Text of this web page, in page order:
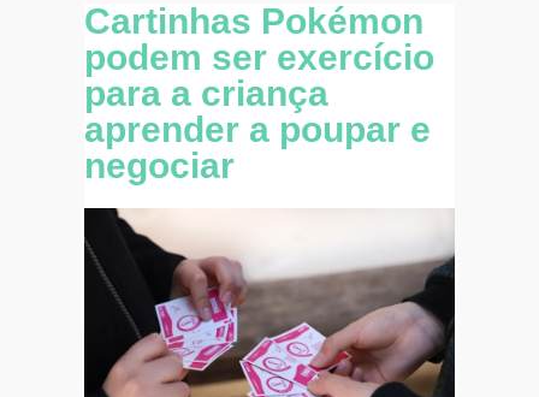
Cartinhas Pokémon
podem ser exercício
para a criança
aprender a poupar e
negociar